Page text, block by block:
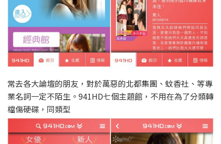
常去各大論壇的朋友，對於萬惡的北都集團、蚊香社、等專
業名詞一定不陌生。941HD七個主題館，不用在為了分類轉
檔傷硬碟，同類型